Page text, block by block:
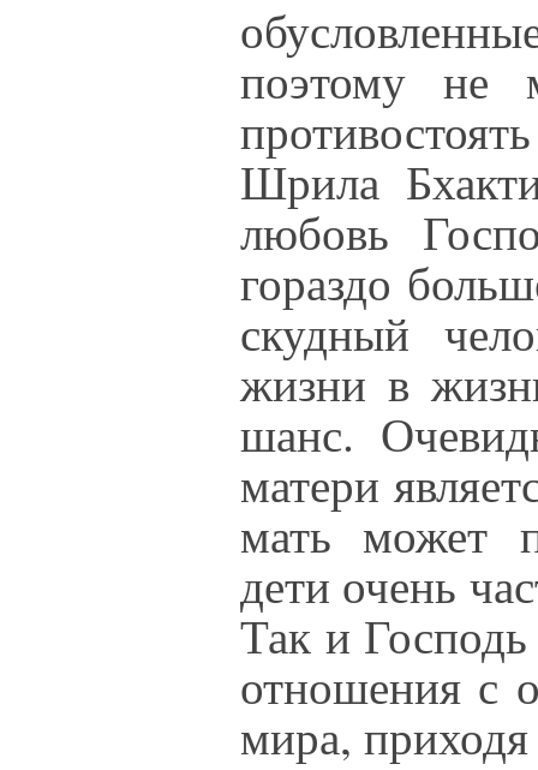
поэтому не
Шрила
любовь
гораздо
скудный
жизни в
шанс.
матери
мать может
дети очень
Так и Господь
отношения с
мира,